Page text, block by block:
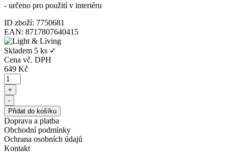
- určeno pro použití v interiéru
ID zboží: 7750681
EAN: 8717807640415
Skladem 5 ks ✓
Cena vč. DPH
649 Kč
Doprava a platba
Obchodní podmínky
Ochrana osobních údajů
Kontakt